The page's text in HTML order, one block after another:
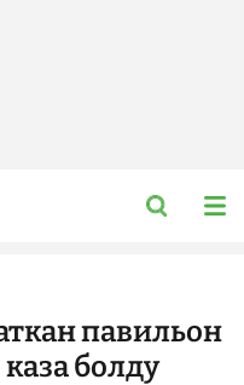
павильон
болду